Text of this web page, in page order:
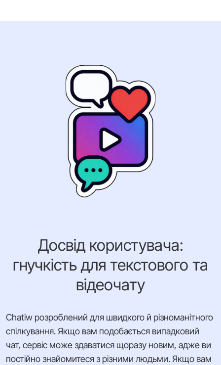
Досвід користувача:
гнучкість для текстового та
відеочату
Chatiw розроблений для швидкого й різноманітного
спілкування. Якщо вам подобається випадковий
чат, сервіс може здаватися щоразу новим, адже ви
постійно знайомитеся з різними людьми. Якщо вам